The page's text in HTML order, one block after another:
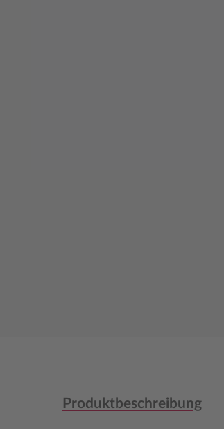
Produktbeschreibung